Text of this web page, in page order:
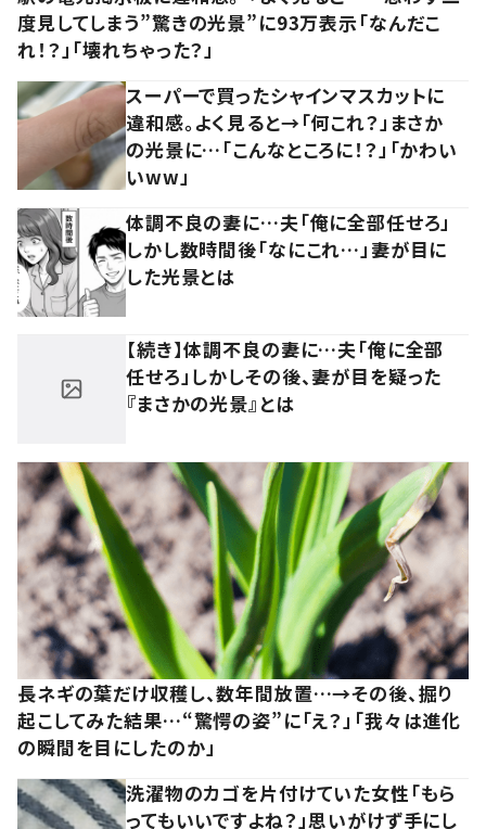
度見してしまう”驚きの光景”に93万表示「なんだこ
れ！？」「壊れちゃった？」
スーパーで買ったシャインマスカットに
違和感。よく見ると→「何これ？」まさか
の光景に…「こんなところに！？」「かわい
いww」
体調不良の妻に…夫「俺に全部任せろ」
しかし数時間後「なにこれ…」妻が目に
した光景とは
【続き】体調不良の妻に…夫「俺に全部
任せろ」しかしその後、妻が目を疑った
『まさかの光景』とは
長ネギの葉だけ収穫し、数年間放置…→その後、掘り
起こしてみた結果…“驚愕の姿”に「え？」「我々は進化
の瞬間を目にしたのか」
洗濯物のカゴを片付けていた女性「もら
ってもいいですよね？」思いがけず手にし